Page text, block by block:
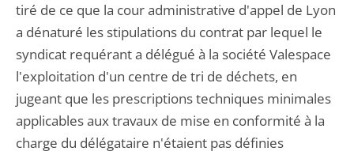
tiré de ce que la cour administrative d'appel de Lyon
a dénaturé les stipulations du contrat par lequel le
syndicat requérant a délégué à la société Valespace
l'exploitation d'un centre de tri de déchets, en
jugeant que les prescriptions techniques minimales
applicables aux travaux de mise en conformité à la
charge du délégataire n'étaient pas définies